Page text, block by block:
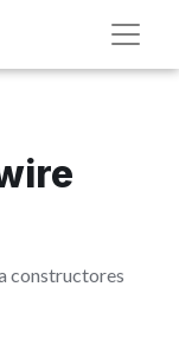
constructores